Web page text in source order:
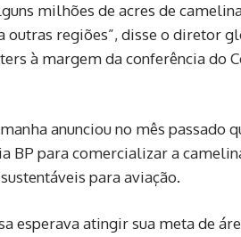
milhões de acres de
outras regiões”, disse o diretor
à margem da conferência do
anunciou no mês passado
BP para comercializar a
para aviação.
esperava atingir sua meta de